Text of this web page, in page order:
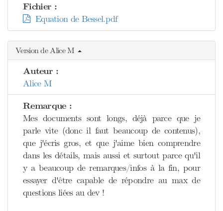
Fichier :
Equation de Bessel.pdf
Version de Alice M
Auteur :
Alice M
Remarque :
Mes documents sont longs, déjà parce que je
parle vite (donc il faut beaucoup de contenus),
que j'écris gros, et que j'aime bien comprendre
dans les détails, mais aussi et surtout parce qu'il
y a beaucoup de remarques/infos à la fin, pour
essayer d'être capable de répondre au max de
questions liées au dev !